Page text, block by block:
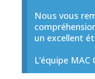
Nous vous
un excellent
L’équipe MAC